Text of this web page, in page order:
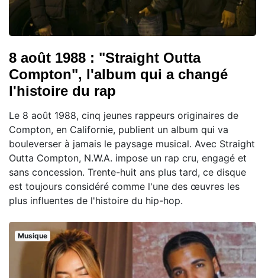
8 août 1988 : "Straight Outta
Compton", l'album qui a changé
l'histoire du rap
Le 8 août 1988, cinq jeunes rappeurs originaires de
Compton, en Californie, publient un album qui va
bouleverser à jamais le paysage musical. Avec Straight
Outta Compton, N.W.A. impose un rap cru, engagé et
sans concession. Trente-huit ans plus tard, ce disque
est toujours considéré comme l'une des œuvres les
plus influentes de l'histoire du hip-hop.
Musique